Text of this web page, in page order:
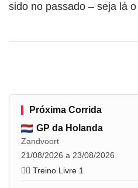
sido no passado – seja lá
Próxima Corrida
GP da Holanda
Zandvoort
21/08/2026 a 23/08/2026
🏋️‍♂️ Treino Livre 1